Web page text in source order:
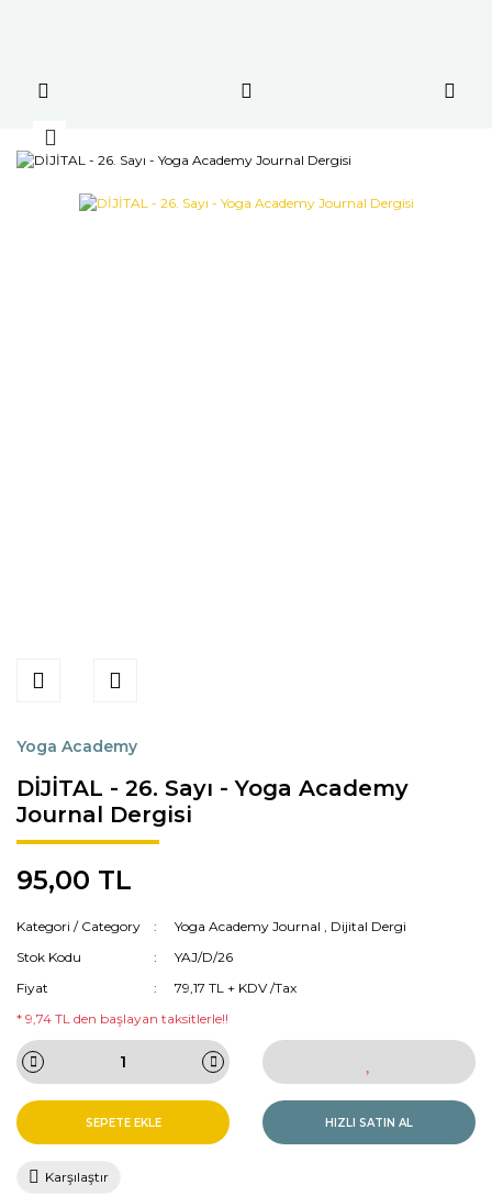
Yoga Academy
DİJİTAL - 26. Sayı - Yoga Academy
Journal Dergisi
95,00 TL
Kategori / Category Yoga Academy Journal , Dijital Dergi
Stok Kodu
YAJ/D/26
Fiyat
79,17 TL + KDV /Tax
* 9,74 TL den başlayan taksitlerle!!
SEPETE EKLE HIZLI SATIN AL
Karşılaştır